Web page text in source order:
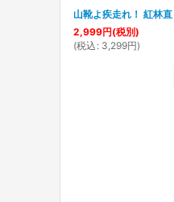
山靴よ疾走れ！ 紅林直
2,999円(税別)
(税込 : 3,299円)